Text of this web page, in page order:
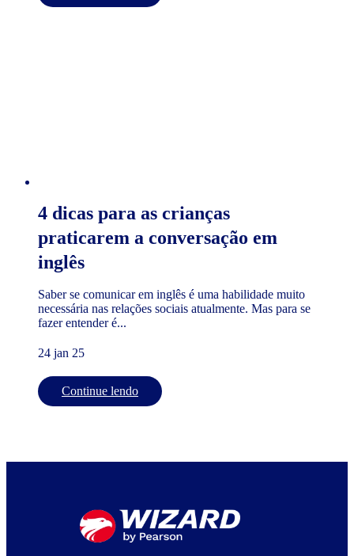
4 dicas para as crianças
praticarem a conversação em
inglês
Saber se comunicar em inglês é uma habilidade muito
necessária nas relações sociais atualmente. Mas para se
fazer entender é...
24 jan 25
Continue lendo